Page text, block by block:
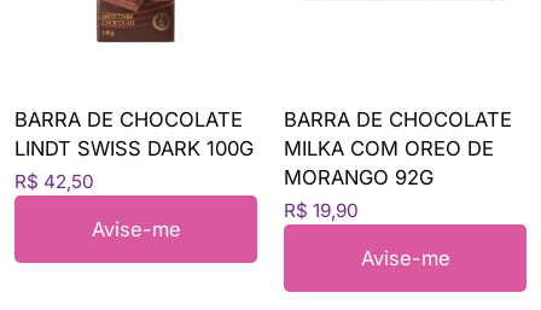
BARRA DE CHOCOLATE
LINDT SWISS DARK 100G
R$ 42,50
Avise-me
BARRA DE CHOCOLATE
MILKA COM OREO DE
MORANGO 92G
R$ 19,90
Avise-me